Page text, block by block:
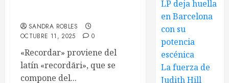
SANDRA ROBLES
OCTUBRE 11, 2025
0
«Recordar» proviene del
latín «recordāri», que se
compone del...
LP deja huella
en Barcelona
con su
potencia
escénica
La fuerza de
Judith Hill